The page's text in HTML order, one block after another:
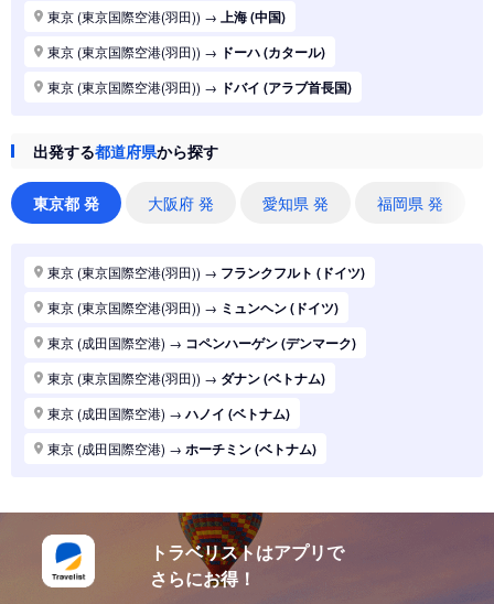
東京 (東京国際空港(羽田)) → 上海 (中国)
東京 (東京国際空港(羽田)) → ドーハ (カタール)
東京 (東京国際空港(羽田)) → ドバイ (アラブ首長国)
東京 (東京国際空港(羽田))→
東京 (東京国際空港(羽田)) シドニー (オーストラリア)
東京 (東京国際空港(羽田))
東京 (東京国際空港(羽田)) パリ (フランス)
東京 (東京国際空港(羽田)) ハノイ (ベトナム)
東京 (東京国際空港(羽田)) マニラ (フィリピン)
東京 (東京国際空港(羽田)) シンガポール (シンガポール)
東京 (東京国際空港(羽田)) ロンドン (イギリス(英国))
東京 (東京国際空港(羽田)) ホーチミン (ベトナム)
東京 (東京国際空港(羽田))→台北 (台湾)
東京 (東京国際空港(羽田))→広州 (中国)
東京 (東京国際空港(羽田))→北京 (中国)
出発する都道府県から探す
東京都 発 大阪府 発 愛知県 発 福岡県 発
東京 (東京国際空港(羽田)) → フランクフルト (ドイツ)
東京 (東京国際空港(羽田)) → ミュンヘン (ドイツ)
東京 (成田国際空港) → コペンハーゲン (デンマーク)
東京 (東京国際空港(羽田)) → ダナン (ベトナム)
東京 (成田国際空港) → ハノイ (ベトナム)
東京 (成田国際空港) → ホーチミン (ベトナム)
東京 (東京国際空港(羽田))→ドーハ (カタール)
東京 (成田国際空港) →ドーハ (カタール)
東京 (成田国際空港) →アブダビ (アラブ首長国)
トラベリストはアプリで
さらにお得！